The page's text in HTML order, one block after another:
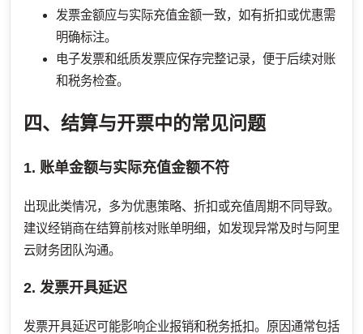
发票金额应与实际充值金额一致，如有折扣或优惠需
明确标注。
电子发票和纸质发票应保存完整记录，便于后续对账
和税务检查。
四、结算与开票中的常见问题
1. 账单金额与实际充值金额不符
出现此类情况，多为优惠策略、折扣或充值周期不同导致。
建议经销商在结算前核对账单明细，如发现异常及时与阿里
云财务团队沟通。
2. 发票开具延迟
发票开具延迟可能影响企业报销和税务抵扣。原因通常包括